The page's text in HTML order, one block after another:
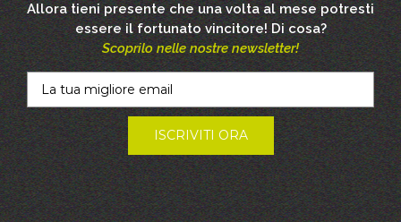
Allora tieni presente che una volta al mese potresti
essere il fortunato vincitore! Di cosa?
Scoprilo nelle nostre newsletter!